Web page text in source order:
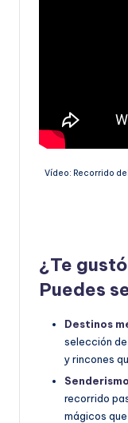
Vídeo: Recorrido
¿Te
Puedes
Destinos
selección
y rincones
recorrido
mágicos que